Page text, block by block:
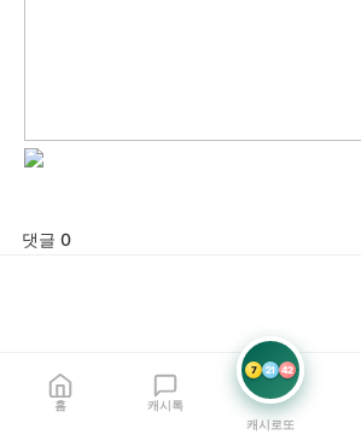
댓글 0
홈 캐시톡
7 21 42
캐시로또